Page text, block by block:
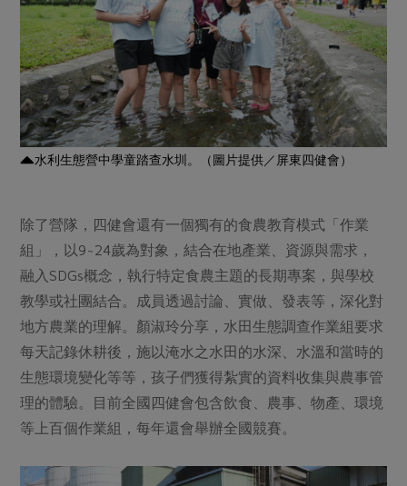
水利生態營中學童踏查水圳。（圖片提供／屏東四健會）
除了營隊，四健會還有一個獨有的食農教育模式「作業
組」，以9~24歲為對象，結合在地產業、資源與需求，
融入SDGs概念，執行特定食農主題的長期專案，與學校
教學或社團結合。成員透過討論、實做、發表等，深化對
地方農業的理解。顏淑玲分享，水田生態調查作業組要求
每天記錄休耕後，施以淹水之水田的水深、水溫和當時的
生態環境變化等等，孩子們獲得紮實的資料收集與農事管
理的體驗。目前全國四健會包含飲食、農事、物產、環境
等上百個作業組，每年還會舉辦全國競賽。